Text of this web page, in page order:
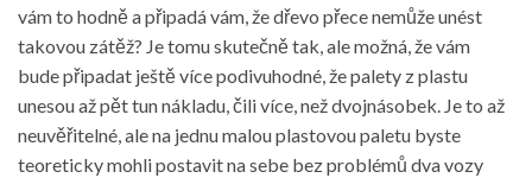
vám to hodně a připadá vám, že dřevo přece nemůže unést
takovou zátěž? Je tomu skutečně tak, ale možná, že vám
bude připadat ještě více podivuhodné, že palety z plastu
unesou až pět tun nákladu, čili více, než dvojnásobek. Je to až
neuvěřitelné, ale na jednu malou plastovou paletu byste
teoreticky mohli postavit na sebe bez problémů dva vozy